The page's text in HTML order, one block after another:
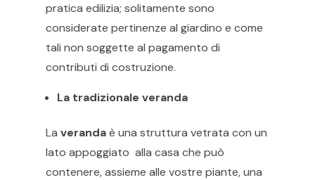
pratica edilizia; solitamente sono
considerate pertinenze al giardino e come
tali non soggette al pagamento di
contributi di costruzione.
La tradizionale veranda
La verandaè una struttura vetrata con un
lato appoggiato alla casa che può
contenere, assieme alle vostre piante, una